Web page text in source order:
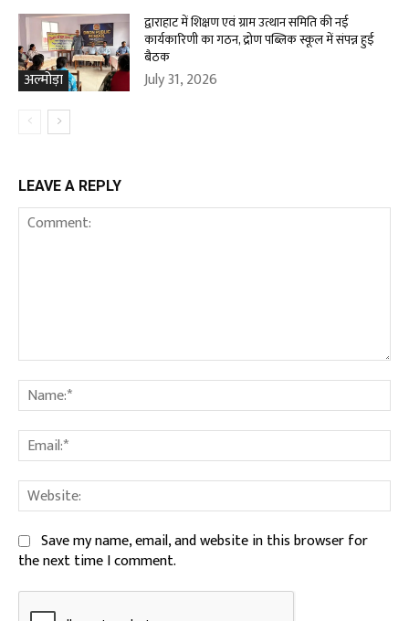
अल्मोड़ा
द्वाराहाट में शिक्षण एवं ग्राम उत्थान समिति की नई
कार्यकारिणी का गठन, द्रोण पब्लिक स्कूल में संपन्न हुई
बैठक
July 31, 2026
LEAVE A REPLY
Save my name, email, and website in this browser for
the next time I comment.